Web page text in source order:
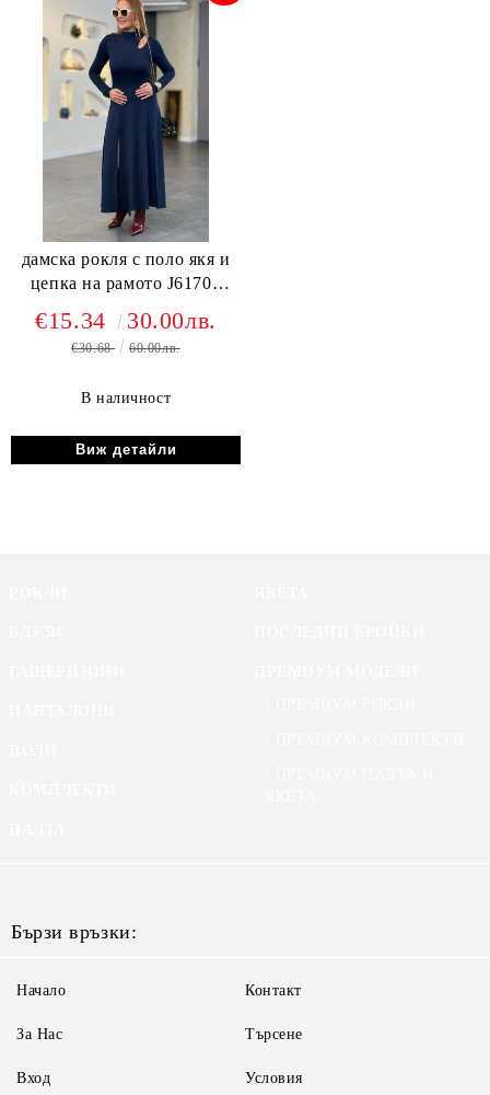
дамска рокля с поло якя и
цепка на рамото J61709
€15.34 30.00лв.
€30.68 60.00лв.
В наличност
Виж детайли
Бързи връзки:
Начало
За Нас
Вход
Контакт
Търсене
Условия